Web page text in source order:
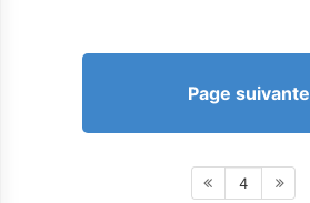
Page suivante
4